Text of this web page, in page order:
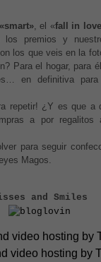
«smart», el «fall in love
los premios y
los que veis en la
Para el hogar, para
en definitiva
repetir! ¿Y es que a
a por regalitos
para seguir
Magos.
and Smiles